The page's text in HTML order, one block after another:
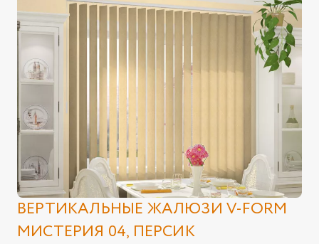
ВЕРТИКАЛЬНЫЕ ЖАЛЮЗИ V-FORM
МИСТЕРИЯ 04, ПЕРСИК